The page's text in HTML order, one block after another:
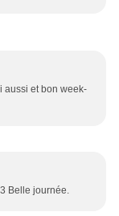
aussi et bon week-
Belle journée.